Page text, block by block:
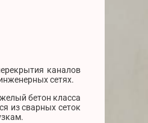
каналов
сетях.
бетон класса
из сварных сеток